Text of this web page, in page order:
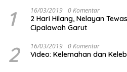
1 16/03/2019 0 Komentar
2 Hari Hilang, Nelayan
Cipalawah Garut
2 16/03/2019 0 Komentar
Video: Kelemahan dan